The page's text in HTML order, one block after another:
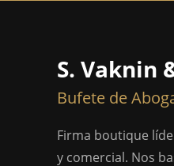
S. Vaknin
Bufete de
Firma boutique
y comercial. Nos